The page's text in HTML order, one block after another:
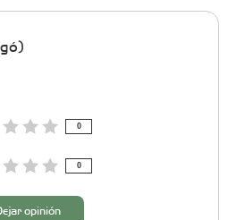
0
0
opinión